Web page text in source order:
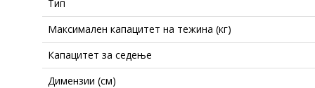
Тип
Максимален капацитет на тежина (кг)
Капацитет за седење
Димензии (см)